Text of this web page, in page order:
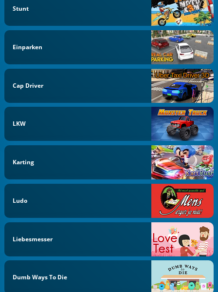
Stunt
Einparken
Cap Driver
LKW
Karting
Ludo
Liebesmesser
Dumb Ways To Die